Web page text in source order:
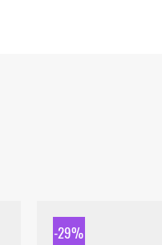
-29%